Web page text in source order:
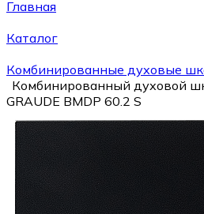
Главная
Каталог
Комбинированные духовые
Комбинированный духовой
GRAUDE BMDP 60.2 S